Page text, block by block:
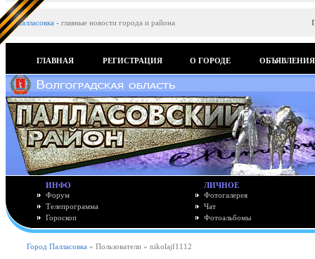
Палласовка - главные новости города и района
ГЛАВНАЯ РЕГИСТРАЦИЯ О ГОРОДЕ ОБЪЯВЛЕНИЯ
ИНФО
Форум
Телепрограмма
Гороскоп
ЛИЧНОЕ
Фотогалерея
Чат
Фотоальбомы
Город Палласовка » Пользователи » nikolajf1112